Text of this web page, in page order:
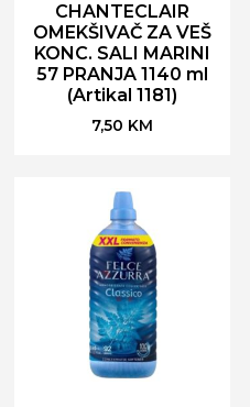
CHANTECLAIR
OMEKŠIVAČ ZA VEŠ
KONC. SALI MARINI
57 PRANJA 1140 ml
(Artikal 1181)
7,50 KM